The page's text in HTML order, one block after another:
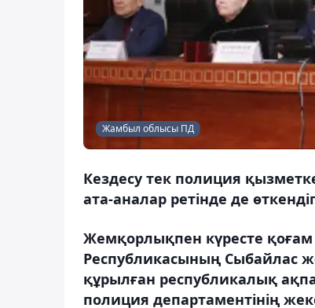
Жамбыл облысы ПД
Кездесу тек полиция
ата-аналар ретінде де
Жемқорлықпен күресте қоғам
Республикасының Сыбайлас
құрылған республикалық
полиция департаментінің